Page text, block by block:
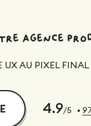
agence
UX AU PIXEL FINAL
4.9/5 •